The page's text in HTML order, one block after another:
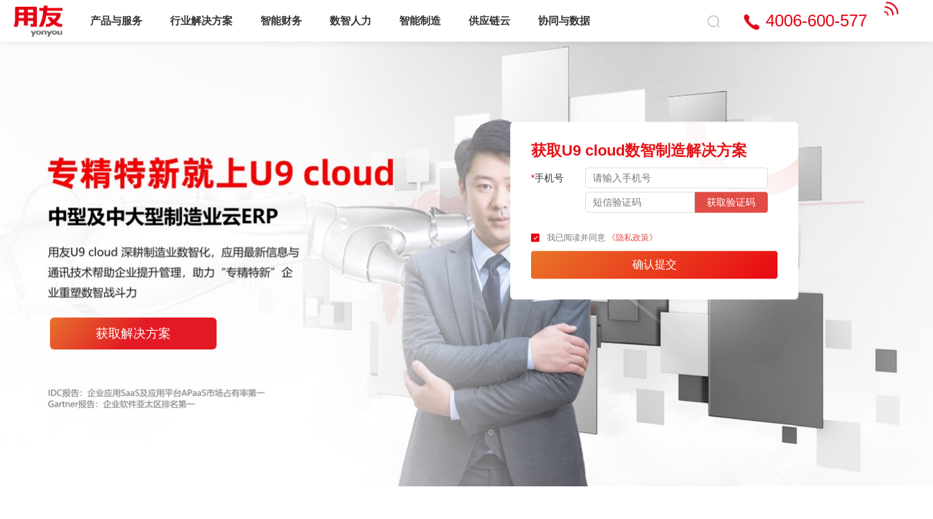
产品与服务 行业解决方案 智能财务 数智人力 智能制造 供应链云 协同与数据 4006-600-577
获取解决方案
获取U9 cloud数智制造解决方案
*手机号
获取验证码
我已阅读并同意 《隐私政策》
确认提交